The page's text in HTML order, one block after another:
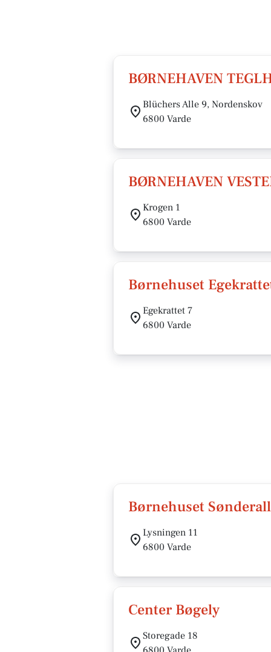
BØRNEHAVEN
Blüchers Alle 9, Nordenskov
6800 Varde
BØRNEHAVEN
Krogen 1
6800 Varde
Børnehuset
Egekrattet 7
6800 Varde
Børnehuset
Lysningen 11
6800 Varde
Center Bøgely
Storegade 18